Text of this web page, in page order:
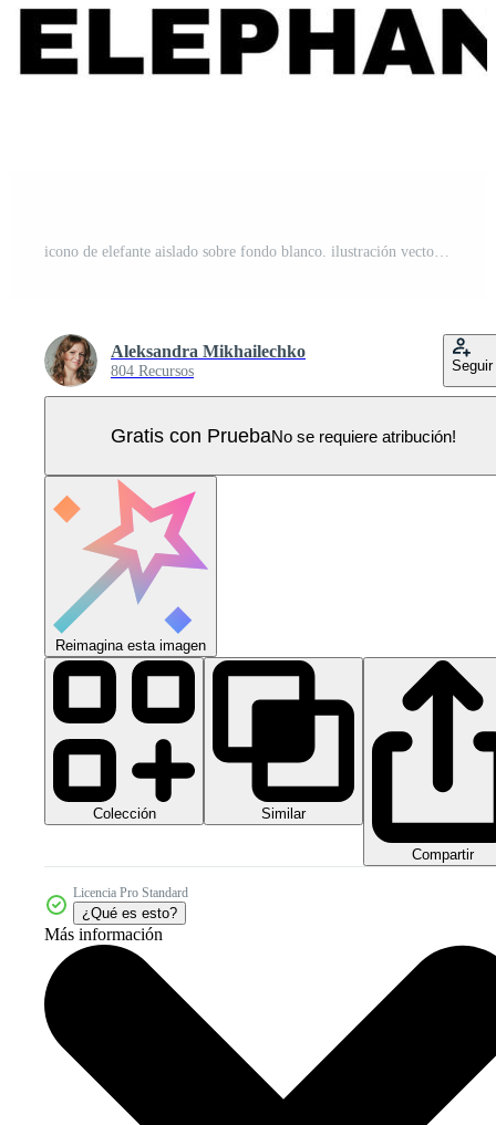
icono de elefante aislado sobre fondo blanco. ilustración vectorial elemento de diseño para logotipo, paquete de té o etc. silueta de elefante negro. Vector Pro
Aleksandra Mikhailechko
804 Recursos Seguir
Gratis con PruebaNo se requiere atribución!
Reimagina esta imagen
Colección Similar
Compartir
Licencia Pro Standard
¿Qué es esto?
Más información